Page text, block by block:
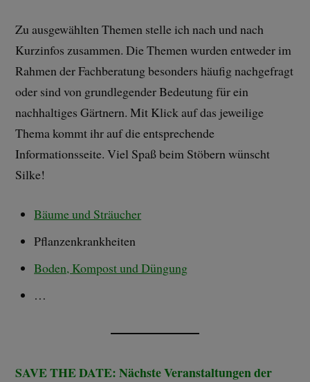
Zu ausgewählten Themen stelle ich nach und nach
Kurzinfos zusammen. Die Themen wurden entweder im
Rahmen der Fachberatung besonders häufig nachgefragt
oder sind von grundlegender Bedeutung für ein
nachhaltiges Gärtnern. Mit Klick auf das jeweilige
Thema kommt ihr auf die entsprechende
Informationsseite. Viel Spaß beim Stöbern wünscht
Silke!
Bäume und Sträucher
Pflanzenkrankheiten
Boden, Kompost und Düngung
…
SAVE THE DATE: Nächste Veranstaltungen der